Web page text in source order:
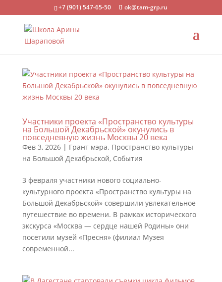
+7 (901) 547-65-50 ok@tam-grp.ru
Участники проекта «Пространство культуры
на Большой Декабрьской» окунулись в
повседневную жизнь Москвы 20 века
Фев 3, 2026| Грант мэра. Пространство культуры
на Большой Декабрьской, События
3 февраля участники нового социально-
культурного проекта «Пространство культуры на
Большой Декабрьской» совершили увлекательное
путешествие во времени. В рамках исторического
экскурса «Москва — сердце нашей Родины» они
посетили музей «Пресня» (филиал Музея
современной...